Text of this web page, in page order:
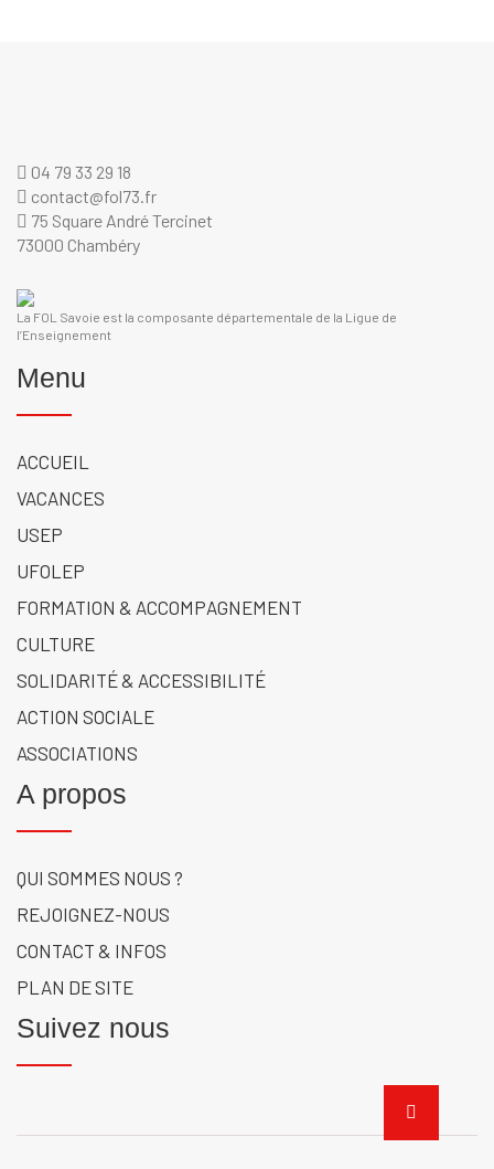
04 79 33 29 18
contact@fol73.fr
75 Square André Tercinet
73000 Chambéry
La FOL Savoie est la composante départementale de la Ligue de
l’Enseignement
Menu
ACCUEIL
VACANCES
USEP
UFOLEP
FORMATION & ACCOMPAGNEMENT
CULTURE
SOLIDARITÉ & ACCESSIBILITÉ
ACTION SOCIALE
ASSOCIATIONS
A propos
QUI SOMMES NOUS ?
REJOIGNEZ-NOUS
CONTACT & INFOS
PLAN DE SITE
Suivez nous